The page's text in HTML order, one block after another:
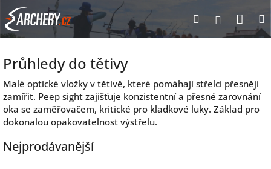
Přejít
na
obsah
Hledat
Průhledy do tětivy
Malé optické vložky v tětivě, které pomáhají střelci přesněji
zamířit. Peep sight zajišťuje konzistentní a přesné zarovnání
oka se zaměřovačem, kritické pro kladkové luky. Základ pro
dokonalou opakovatelnost výstřelu.
Nejprodávanější